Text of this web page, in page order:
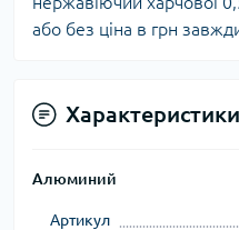
або без ціна в грн
Характеристики
Алюминий
Артикул